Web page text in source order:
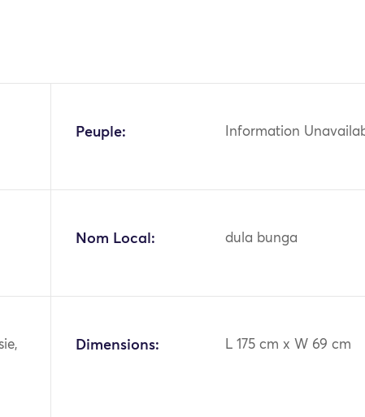
Peuple: Information
Nom Local: dula bunga
Dimensions: L 175 cm x W 69 cm